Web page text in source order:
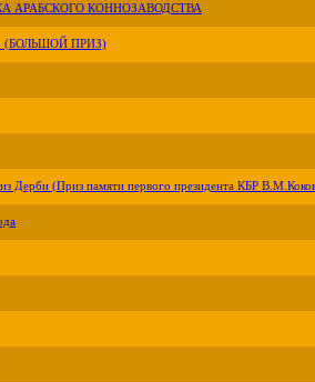
АРАБСКОГО КОННОЗАВОДСТВА
(БОЛЬШОЙ ПРИЗ)
Дерби (Приз памяти первого президента КБР